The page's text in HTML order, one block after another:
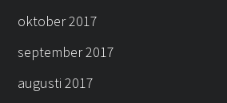
oktober 2017
september 2017
augusti 2017